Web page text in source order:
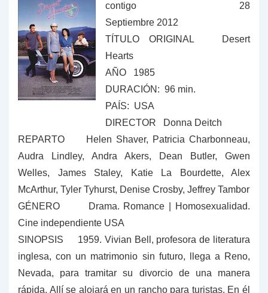
contigo 28
Septiembre 2012
TÍTULO ORIGINAL Desert
Hearts
AÑO 1985
DURACIÓN: 96 min.
PAÍS: USA
DIRECTOR Donna Deitch
REPARTO
Helen Shaver, Patricia Charbonneau,
Audra Lindley, Andra Akers, Dean Butler, Gwen
Welles, James Staley, Katie La Bourdette, Alex
McArthur, Tyler Tyhurst, Denise Crosby, Jeffrey Tambor
GÉNERO
Drama. Romance | Homosexualidad.
Cine independiente USA
SINOPSIS 1959. Vivian Bell, profesora de literatura
inglesa, con un matrimonio sin futuro, llega a Reno,
Nevada, para tramitar su divorcio de una manera
rápida. Allí se alojará en un rancho para turistas. En él